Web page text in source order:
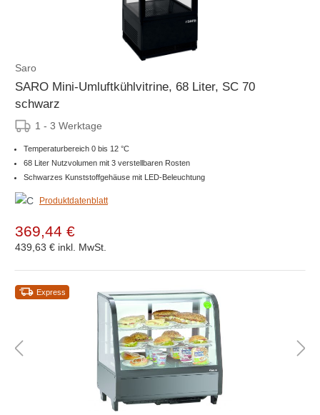
Saro
SARO Mini-Umluftkühlvitrine, 68 Liter, SC 70
schwarz
1 - 3 Werktage
Temperaturbereich 0 bis 12 °C
68 Liter Nutzvolumen mit 3 verstellbaren Rosten
Schwarzes Kunststoffgehäuse mit LED-Beleuchtung
Produktdatenblatt
369,44 €
439,63 € inkl. MwSt.
Express